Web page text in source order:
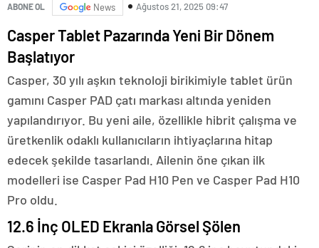
ABONE OL News Ağustos 21, 2025 09:47
Casper Tablet Pazarında Yeni Bir Dönem
Başlatıyor
Casper, 30 yılı aşkın teknoloji birikimiyle tablet ürün
gamını Casper PAD çatı markası altında yeniden
yapılandırıyor. Bu yeni aile, özellikle hibrit çalışma ve
üretkenlik odaklı kullanıcıların ihtiyaçlarına hitap
edecek şekilde tasarlandı. Ailenin öne çıkan ilk
modelleri ise Casper Pad H10 Pen ve Casper Pad H10
Pro oldu.
12.6 İnç OLED Ekranla Görsel Şölen